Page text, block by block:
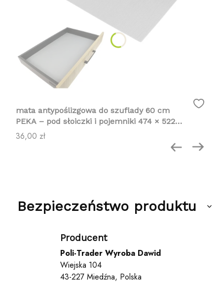
mata antypoślizgowa do szuflady 60 cm
PEKA – pod słoiczki i pojemniki 474 × 522
mm
Cena
36,00 zł
Bezpieczeństwo produktu
Producent
Poli-Trader Wyroba Dawid
Wiejska 104
43-227 Miedźna, Polska